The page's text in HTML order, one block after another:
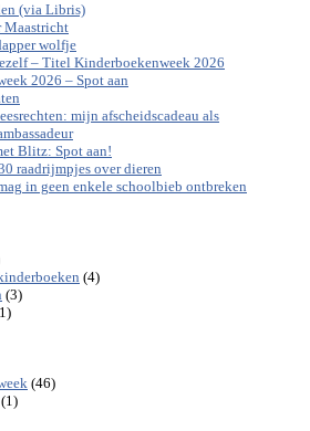
(via Libris)
Maastricht
wolfje
– Titel Kinderboekenweek 2026
2026 – Spot aan
mijn afscheidscadeau als
Blitz: Spot aan!
raadrijmpjes over dieren
in geen enkele schoolbieb ontbreken
(4)
(3)
(46)
(1)